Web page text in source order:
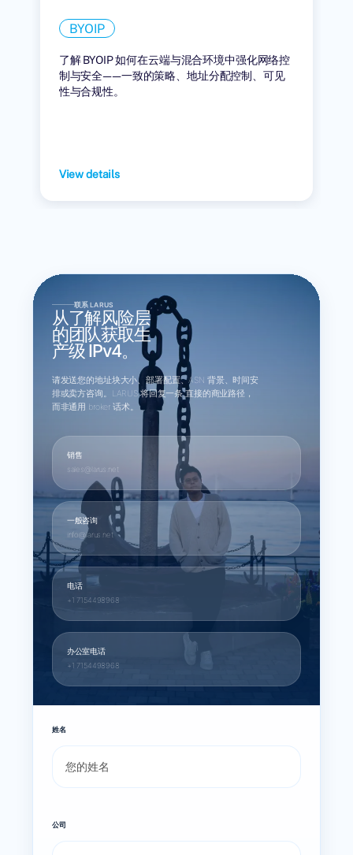
BYOIP
了解 BYOIP 如何在云端与混合环境中强化网络控
制与安全——一致的策略、地址分配控制、可见
性与合规性。
View details
联系 LARUS
从了解风险层
的团队获取生
产级 IPv4。
请发送您的地址块大小、部署配置、ASN 背景、时间安
排或卖方咨询。LARUS 将回复一条 直接的商业路径，
而非通用 broker 话术。
销售
sales@larus.net
一般咨询
info@larus.net
电话
+1 7154498968
办公室电话
+1 7154498968
姓名
公司